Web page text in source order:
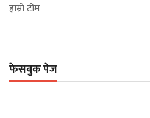
हाम्रो टीम
फेसबुक पेज